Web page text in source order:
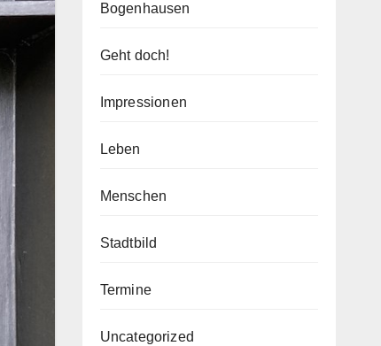
Bogenhausen
Geht doch!
Impressionen
Leben
Menschen
Stadtbild
Termine
Uncategorized